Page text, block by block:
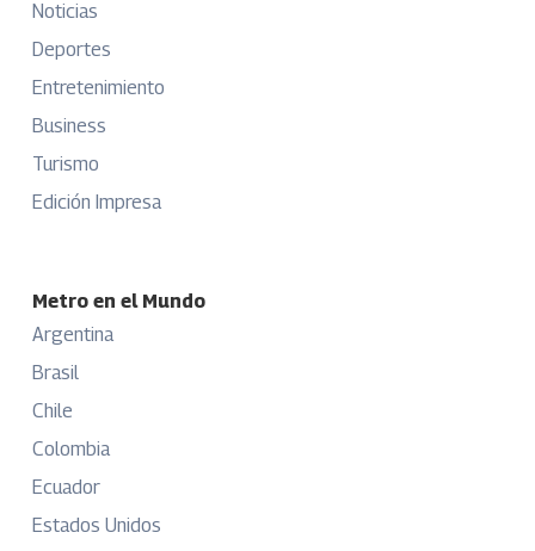
Noticias
Deportes
Entretenimiento
Business
Turismo
Edición Impresa
Metro en el Mundo
Argentina
Brasil
Chile
Colombia
Ecuador
Estados Unidos